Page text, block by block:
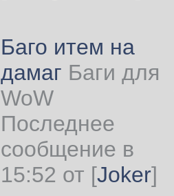
Баго итем на
дамаг Баги для
WoW
Последнее
сообщение в
15:52 от [Joker]